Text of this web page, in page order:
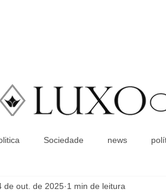
Sociedade news
de out. de 2025 1 min de leitura